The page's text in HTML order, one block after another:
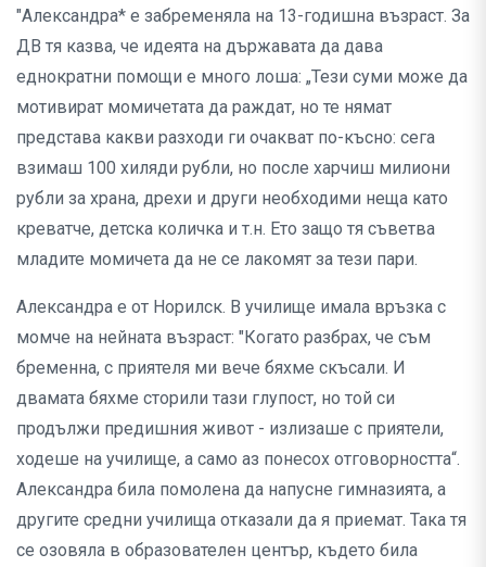
"Александра* е забременяла на 13-годишна възраст. За
ДВ тя казва, че идеята на държавата да дава
еднократни помощи е много лоша: „Тези суми може да
мотивират момичетата да раждат, но те нямат
представа какви разходи ги очакват по-късно: сега
взимаш 100 хиляди рубли, но после харчиш милиони
рубли за храна, дрехи и други необходими неща като
креватче, детска количка и т.н. Ето защо тя съветва
младите момичета да не се лакомят за тези пари.
Александра е от Норилск. В училище имала връзка с
момче на нейната възраст: "Когато разбрах, че съм
бременна, с приятеля ми вече бяхме скъсали. И
двамата бяхме сторили тази глупост, но той си
продължи предишния живот - излизаше с приятели,
ходеше на училище, а само аз понесох отговорността“.
Александра била помолена да напусне гимназията, а
другите средни училища отказали да я приемат. Така тя
се озовяла в образователен център, където била